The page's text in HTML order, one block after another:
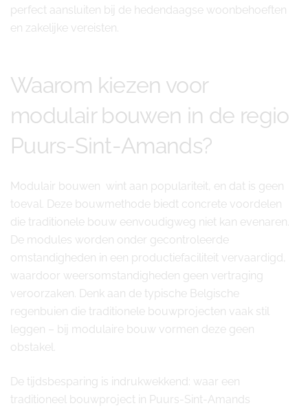
perfect aansluiten bij de hedendaagse woonbehoeften
en zakelijke vereisten.
Waarom kiezen voor
modulair bouwen in de regio
Puurs-Sint-Amands?
Modulair bouwen wint aan populariteit, en dat is geen
toeval. Deze bouwmethode biedt concrete voordelen
die traditionele bouw eenvoudigweg niet kan evenaren.
De modules worden onder gecontroleerde
omstandigheden in een productiefaciliteit vervaardigd,
waardoor weersomstandigheden geen vertraging
veroorzaken. Denk aan de typische Belgische
regenbuien die traditionele bouwprojecten vaak stil
leggen – bij modulaire bouw vormen deze geen
obstakel.
De tijdsbesparing is indrukwekkend: waar een
traditioneel bouwproject in Puurs-Sint-Amands